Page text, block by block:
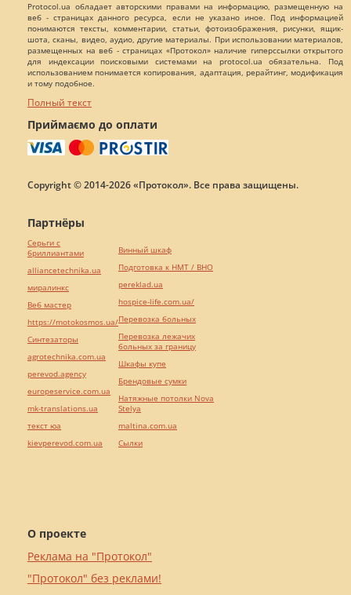
Protocol.ua обладает авторскими правами на информацию, размещенную на
веб - страницах данного ресурса, если не указано иное. Под информацией
понимаются тексты, комментарии, статьи, фотоизображения, рисунки, ящик-
шота, сканы, видео, аудио, другие материалы. При использовании материалов,
размещенных на веб - страницах «Протокол» наличие гиперссылки открытого
для индексации поисковыми системами на protocol.ua обязательна. Под
использованием понимается копирования, адаптация, рерайтинг, модификация
и тому подобное.
Полный текст
Приймаємо до оплати
Copyright © 2014-2026 «Протокол». Все права защищены.
О проекте
Реклама на "Протокол"
"Протокол" без реклами!
Партнёры
Серьги с
бриллиантами
alliancetechnika.ua
миралинкс
Веб мастер
https://motokosmos.ua/
Синтезаторы
agrotechnika.com.ua
perevod.agency
europeservice.com.ua
mk-translations.ua
текст юа
kievperevod.com.ua
Винный шкаф
Подготовка к НМТ / ВНО
pereklad.ua
hospice-life.com.ua/
Перевозка больных
Перевозка лежачих
больных за границу
Шкафы купе
Брендовые сумки
Натяжные потолки Nova
Stelya
maltina.com.ua
Cылки